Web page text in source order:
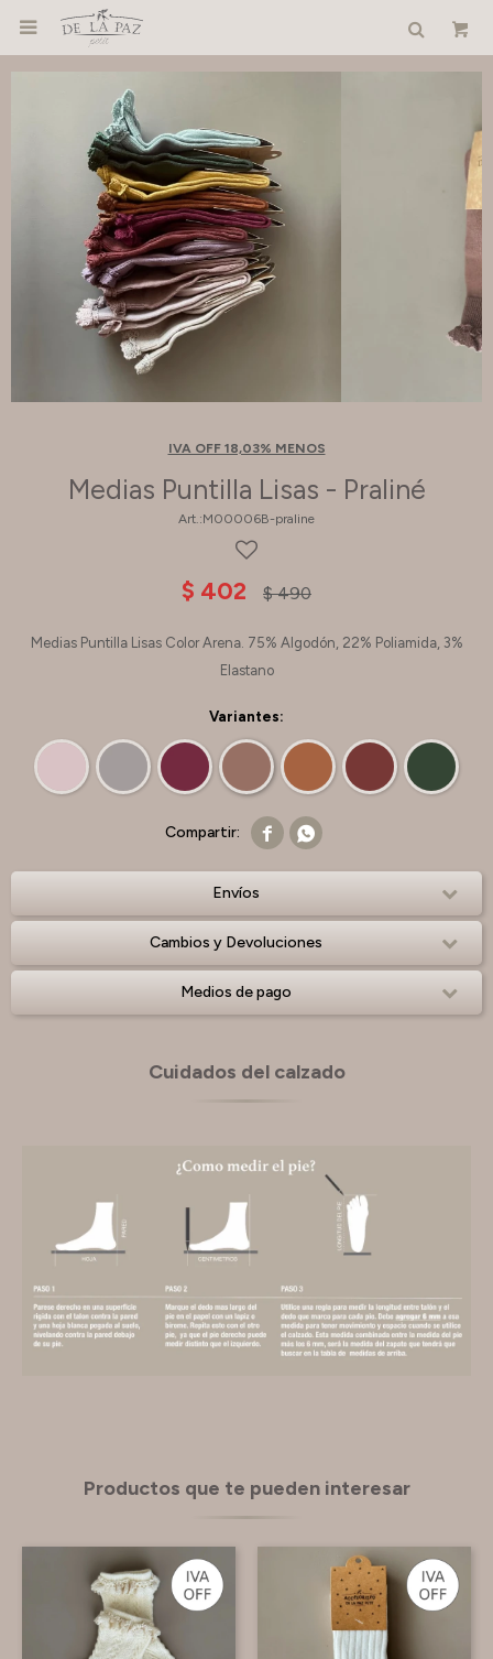

IVA OFF 18,03% MENOS
Medias Puntilla Lisas - Praliné
M00006B-praline
$ 402 $ 490
Medias Puntilla Lisas Color Arena. 75% Algodón, 22% Poliamida, 3%
Elastano
Variantes:
 
Envíos
Cambios y Devoluciones
Medios de pago
Cuidados del calzado
Productos que te pueden interesar